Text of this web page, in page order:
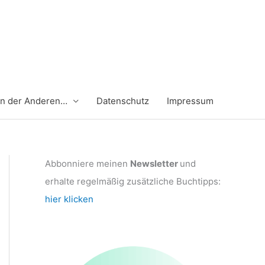
der Anderen… Datenschutz Impressum
Abbonniere meinen Newsletter und
erhalte regelmäßig zusätzliche Buchtipps:
hier klicken